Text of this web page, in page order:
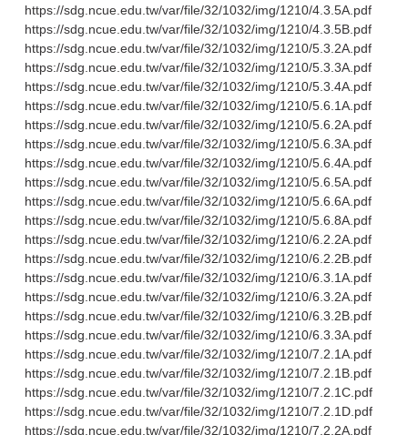
https://sdg.ncue.edu.tw/var/file/32/1032/img/1210/4.3.5A.pdf
https://sdg.ncue.edu.tw/var/file/32/1032/img/1210/4.3.5B.pdf
https://sdg.ncue.edu.tw/var/file/32/1032/img/1210/5.3.2A.pdf
https://sdg.ncue.edu.tw/var/file/32/1032/img/1210/5.3.3A.pdf
https://sdg.ncue.edu.tw/var/file/32/1032/img/1210/5.3.4A.pdf
https://sdg.ncue.edu.tw/var/file/32/1032/img/1210/5.6.1A.pdf
https://sdg.ncue.edu.tw/var/file/32/1032/img/1210/5.6.2A.pdf
https://sdg.ncue.edu.tw/var/file/32/1032/img/1210/5.6.3A.pdf
https://sdg.ncue.edu.tw/var/file/32/1032/img/1210/5.6.4A.pdf
https://sdg.ncue.edu.tw/var/file/32/1032/img/1210/5.6.5A.pdf
https://sdg.ncue.edu.tw/var/file/32/1032/img/1210/5.6.6A.pdf
https://sdg.ncue.edu.tw/var/file/32/1032/img/1210/5.6.8A.pdf
https://sdg.ncue.edu.tw/var/file/32/1032/img/1210/6.2.2A.pdf
https://sdg.ncue.edu.tw/var/file/32/1032/img/1210/6.2.2B.pdf
https://sdg.ncue.edu.tw/var/file/32/1032/img/1210/6.3.1A.pdf
https://sdg.ncue.edu.tw/var/file/32/1032/img/1210/6.3.2A.pdf
https://sdg.ncue.edu.tw/var/file/32/1032/img/1210/6.3.2B.pdf
https://sdg.ncue.edu.tw/var/file/32/1032/img/1210/6.3.3A.pdf
https://sdg.ncue.edu.tw/var/file/32/1032/img/1210/7.2.1A.pdf
https://sdg.ncue.edu.tw/var/file/32/1032/img/1210/7.2.1B.pdf
https://sdg.ncue.edu.tw/var/file/32/1032/img/1210/7.2.1C.pdf
https://sdg.ncue.edu.tw/var/file/32/1032/img/1210/7.2.1D.pdf
https://sdg.ncue.edu.tw/var/file/32/1032/img/1210/7.2.2A.pdf